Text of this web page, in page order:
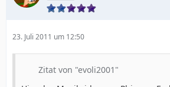
23. Juli 2011 um 12:50
Zitat von "evoli2001"